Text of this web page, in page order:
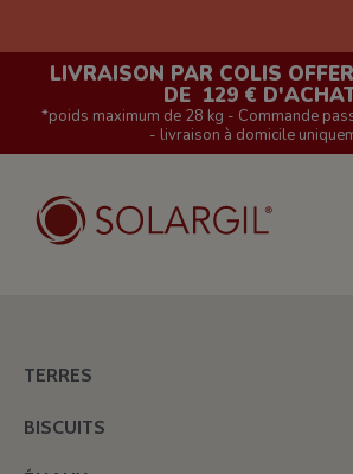
LIVRAISON PAR COLIS
DE 129 €
*poids maximum de 28 kg - Commande
- livraison à domicile
TERRES
BISCUITS